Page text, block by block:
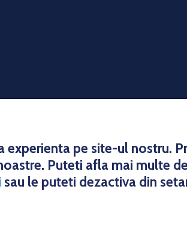
experienta pe site-ul nostru.
Puteti afla mai multe
sau le puteti dezactiva din